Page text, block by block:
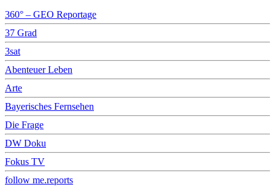
360° – GEO Reportage
37 Grad
3sat
Abenteuer Leben
Arte
Bayerisches Fernsehen
Die Frage
DW Doku
Fokus TV
follow me.reports